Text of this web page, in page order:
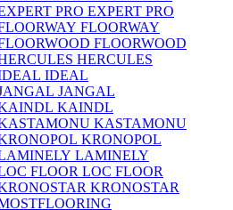
EXPERT PRO
FLOORWAY
FLOORWOOD
HERCULES
IDEAL
JANGAL
KAINDL
KASTAMONU
KRONOPOL
LAMINELY
LOC FLOOR
KRONOSTAR